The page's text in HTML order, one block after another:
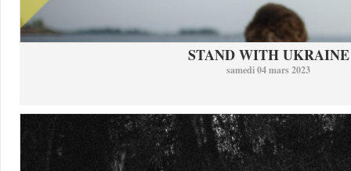
STAND WITH UKRAINE
samedi 04 mars 2023